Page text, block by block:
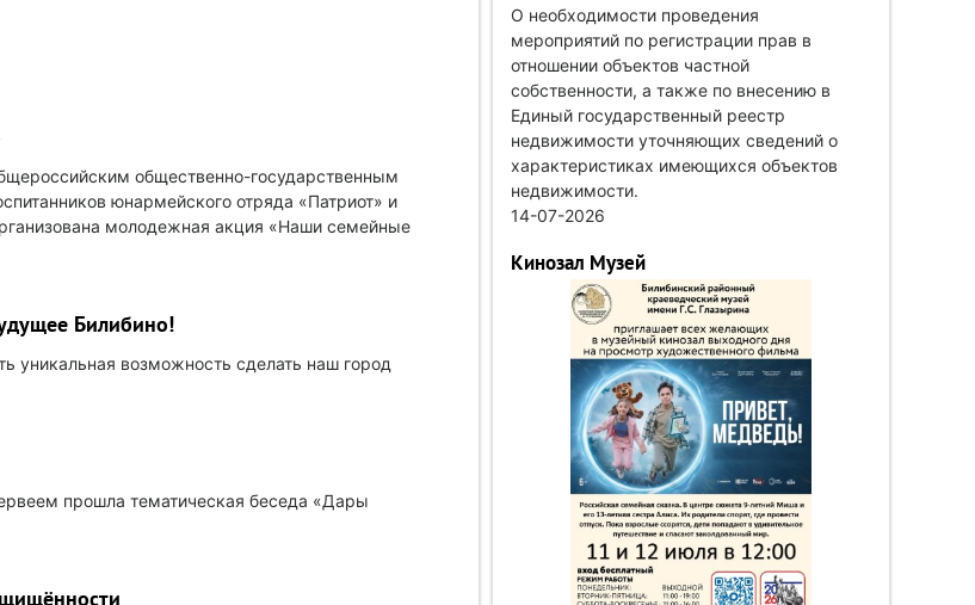
общественно-государственным
юнармейского отряда «Патриот» и
молодежная акция «Наши семейные
Билибино!
уникальная возможность сделать наш город
прошла тематическая беседа «Дары
О необходимости проведения
мероприятий по регистрации прав в
отношении объектов частной
собственности, а также по внесению в
Единый государственный реестр
недвижимости уточняющих сведений о
характеристиках имеющихся объектов
недвижимости.
14-07-2026
Кинозал Музей